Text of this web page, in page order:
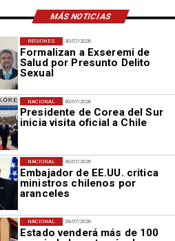
MÁS NOTICIAS
30/07/2026
Formalizan a Exseremi de
Salud por Presunto Delito
Sexual
REGIONES
30/07/2026
Presidente de Corea del Sur
inicia visita oficial a Chile
NACIONAL
30/07/2026
Embajador de EE.UU. critica
ministros chilenos por
aranceles
NACIONAL
29/07/2026
Estado venderá más de 100
NACIONAL